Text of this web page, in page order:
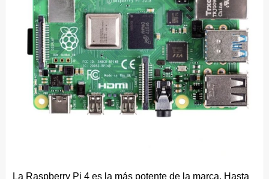
La Raspberry Pi 4 es la más potente de la marca. Hasta